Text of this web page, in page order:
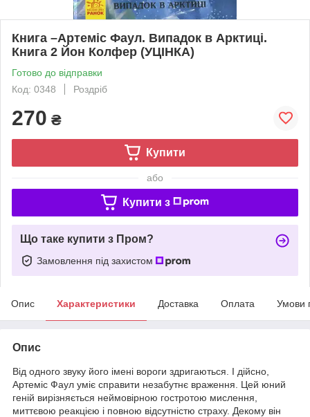
Книга –Артеміс Фаул. Випадок в Арктиці.
Книга 2 Йон Колфер (УЦІНКА)
Готово до відправки
Код: 0348
Роздріб
270 ₴
Купити
або
Купити з
Що таке купити з Пром?
Замовлення під захистом
Опис Характеристики Доставка Оплата Умови
Опис
Від одного звуку його імені вороги здригаються. І дійсно,
Артеміс Фаул уміє справити незабутнє враження. Цей юний
геній вирізняється неймовірною гостротою мислення,
миттєвою реакцією і повною відсутністю страху. Декому він